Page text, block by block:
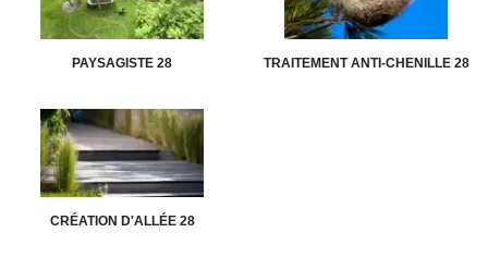
PAYSAGISTE 28 TRAITEMENT ANTI-CHENILLE 28
CRÉATION D'ALLÉE 28